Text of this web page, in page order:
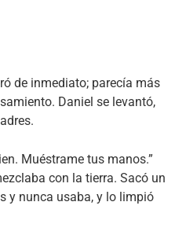
de inmediato; parecía más
Daniel se levantó,
Muéstrame tus manos.”
con la tierra. Sacó un
y nunca usaba, y lo limpió